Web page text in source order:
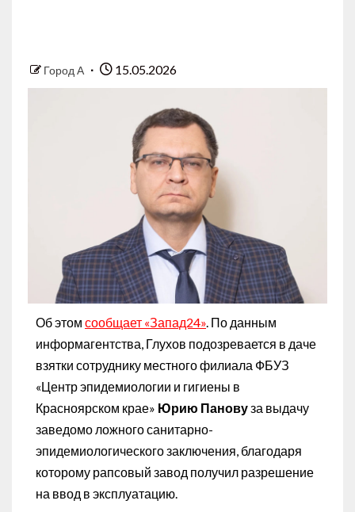
Город А 15.05.2026
Об этом сообщает «Запад24». По данным
информагентства, Глухов подозревается в даче
взятки сотруднику местного филиала ФБУЗ
«Центр эпидемиологии и гигиены в
Красноярском крае» Юрию Пановуза выдачу
заведомо ложного санитарно-
эпидемиологического заключения, благодаря
которому рапсовый завод получил разрешение
на ввод в эксплуатацию.